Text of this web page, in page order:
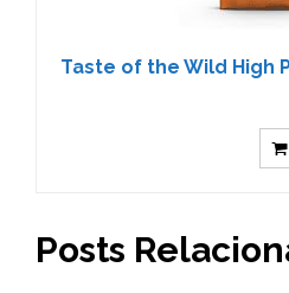
Taste of the Wild High
Posts